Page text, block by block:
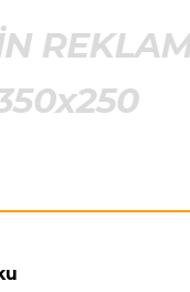
sabiq futbolçusu
keçidinə razı salmaq